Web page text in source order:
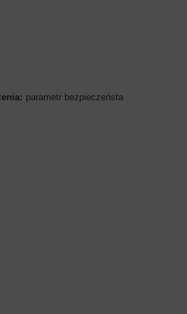
parametr bezpieczeństa